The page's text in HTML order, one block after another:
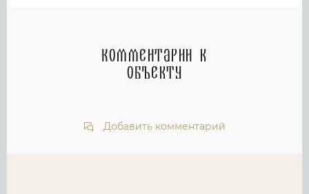
Комментарии к
объекту
Добавить комментарий